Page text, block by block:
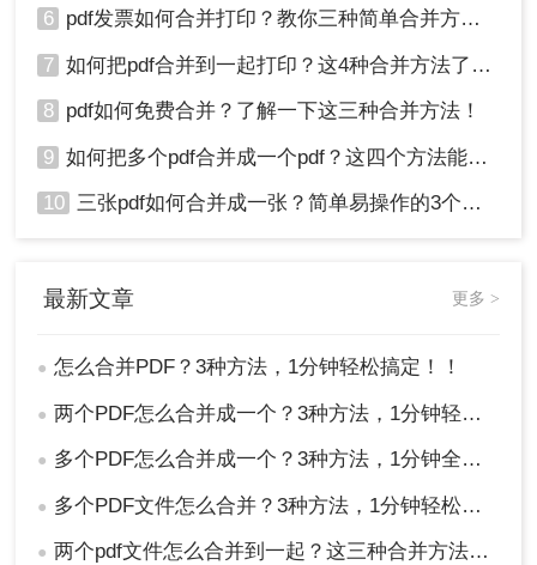
6 pdf发票如何合并打印？教你三种简单合并方法！
7 如何把pdf合并到一起打印？这4种合并方法了解一下！
8 pdf如何免费合并？了解一下这三种合并方法！
9 如何把多个pdf合并成一个pdf？这四个方法能帮助大家！
10 三张pdf如何合并成一张？简单易操作的3个方法！
最新文章 更多 >
● 怎么合并PDF？3种方法，1分钟轻松搞定！！
● 两个PDF怎么合并成一个？3种方法，1分钟轻松搞定！
● 多个PDF怎么合并成一个？3种方法，1分钟全搞定！！
● 多个PDF文件怎么合并？3种方法，1分钟轻松搞定！!
● 两个pdf文件怎么合并到一起？这三种合并方法超实用！